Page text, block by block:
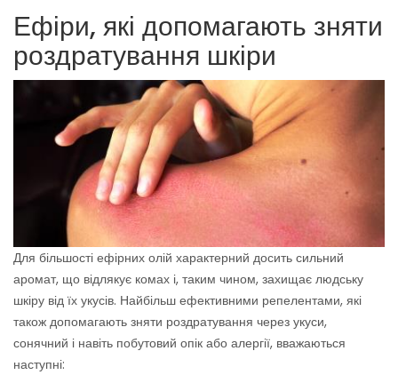
Ефіри, які допомагають зняти
роздратування шкіри
Для більшості ефірних олій характерний досить сильний
аромат, що відлякує комах і, таким чином, захищає людську
шкіру від їх укусів. Найбільш ефективними репелентами, які
також допомагають зняти роздратування через укуси,
сонячний і навіть побутовий опік або алергії, вважаються
наступні: